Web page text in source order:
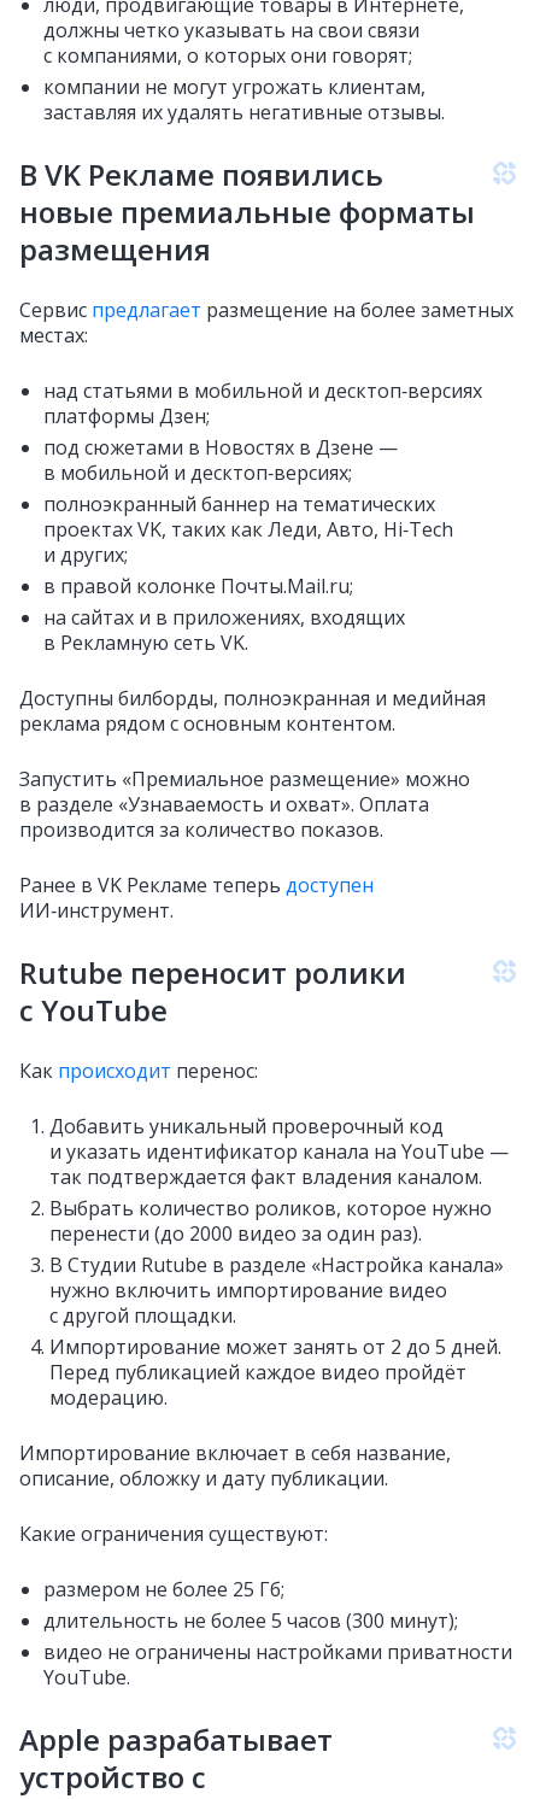
должны четко указывать на свои связи
с компаниями, о которых они говорят;
компании не могут угрожать клиентам,
заставляя их удалять негативные отзывы.
В VK Рекламе появились
новые премиальные форматы
размещения
Сервис предлагает размещение на более заметных
местах:
над статьями в мобильной и десктоп‑версиях
платформы Дзен;
под сюжетами в Новостях в Дзене —
в мобильной и десктоп‑версиях;
полноэкранный баннер на тематических
проектах VK, таких как Леди, Авто, Hi‑Tech
и других;
в правой колонке Почты.Mail.ru;
на сайтах и в приложениях, входящих
в Рекламную сеть VK.
Доступны билборды, полноэкранная и медийная
реклама рядом с основным контентом.
Запустить «Премиальное размещение» можно
в разделе «Узнаваемость и охват». Оплата
производится за количество показов.
Ранее в VK Рекламе теперь доступен
ИИ‑инструмент.
Rutube переносит ролики
с YouTube
Как происходит перенос:
Добавить уникальный проверочный код
и указать идентификатор канала на YouTube —
так подтверждается факт владения каналом.
Выбрать количество роликов, которое нужно
перенести (до 2000 видео за один раз).
В Студии Rutube в разделе «Настройка канала»
нужно включить импортирование видео
с другой площадки.
Импортирование может занять от 2 до 5 дней.
Перед публикацией каждое видео пройдёт
модерацию.
Импортирование включает в себя название,
описание, обложку и дату публикации.
Какие ограничения существуют:
размером не более 25 Гб;
длительность не более 5 часов (300 минут);
видео не ограничены настройками приватности
YouTube.
Apple разрабатывает
устройство с